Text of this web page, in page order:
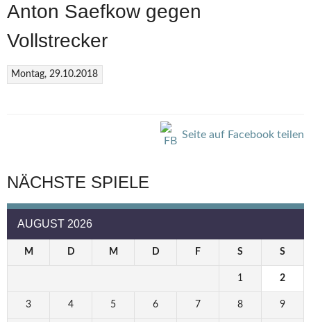
Anton Saefkow gegen
Vollstrecker
Montag, 29.10.2018
Seite auf Facebook teilen
NÄCHSTE SPIELE
AUGUST 2026
M D M D F S S
1 2
3 4 5 6 7 8 9